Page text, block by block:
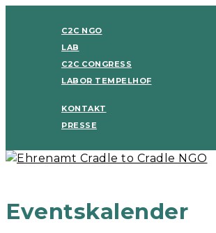
C2C NGO
LAB
C2C CONGRESS
LABOR TEMPELHOF
KONTAKT
PRESSE
Eventskalender